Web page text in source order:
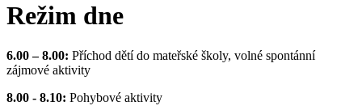
Režim dne
6.00 – 8.00: Příchod dětí do mateřské školy, volné spontánní
zájmové aktivity
8.00 - 8.10: Pohybové aktivity